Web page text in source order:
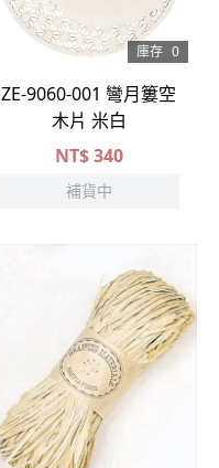
庫存 0
ZE-9060-001 彎月簍空
木片 米白
NT$340
補貨中